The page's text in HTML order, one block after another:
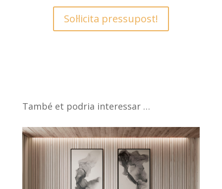
Sol·licita pressupost!
També et podria interessar …